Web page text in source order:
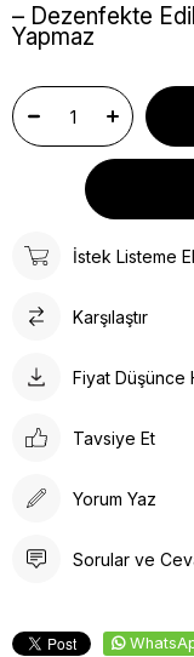
– Dezenfekte
Yapmaz
İstek Listeme
Karşılaştır
Fiyat Düşünce
Tavsiye Et
Yorum Yaz
Sorular ve